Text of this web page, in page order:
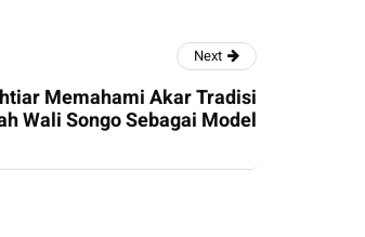
Next
Memahami Akar Tradisi
Wali Songo Sebagai Model